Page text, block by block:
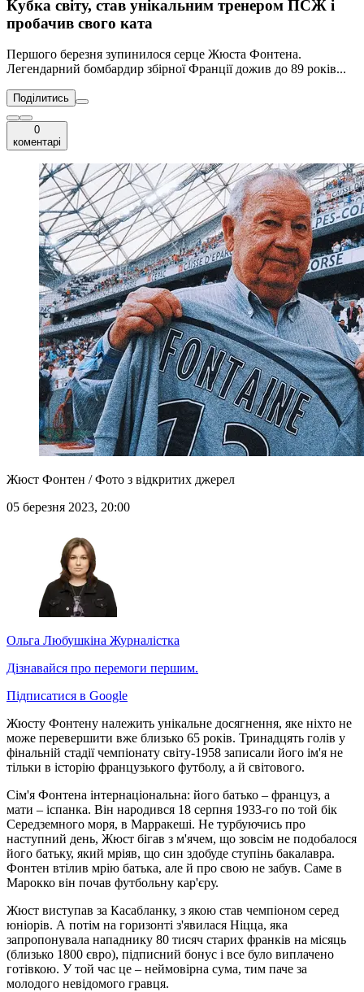
Кубка світу, став унікальним тренером ПСЖ і
пробачив свого ката
Першого березня зупинилося серце Жюста Фонтена.
Легендарний бомбардир збірної Франції дожив до 89 років...
Поділитись
0
коментарі
Жюст Фонтен / Фото з відкритих джерел
05 березня 2023, 20:00
Ольга Любушкіна Журналістка
Дізнавайся про перемоги першим.
Підписатися в Google
Жюсту Фонтену належить унікальне досягнення, яке ніхто не
може перевершити вже близько 65 років. Тринадцять голів у
фінальній стадії чемпіонату світу-1958 записали його ім'я не
тільки в історію французького футболу, а й світового.
Сім'я Фонтена інтернаціональна: його батько – француз, а
мати – іспанка. Він народився 18 серпня 1933-го по той бік
Середземного моря, в Марракеші. Не турбуючись про
наступний день, Жюст бігав з м'ячем, що зовсім не подобалося
його батьку, який мріяв, що син здобуде ступінь бакалавра.
Фонтен втілив мрію батька, але й про свою не забув. Саме в
Марокко він почав футбольну кар'єру.
Жюст виступав за Касабланку, з якою став чемпіоном серед
юніорів. А потім на горизонті з'явилася Ніцца, яка
запропонувала нападнику 80 тисяч старих франків на місяць
(близько 1800 євро), підписний бонус і все було виплачено
готівкою. У той час це – неймовірна сума, тим паче за
молодого невідомого гравця.